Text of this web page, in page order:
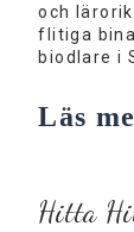
och
flitiga
biodlare i
Läs
Hitta